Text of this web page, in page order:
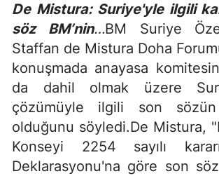
De Mistura: Suriye'yle ilgili
söz BM’nin…BM Suriye
Staffan de Mistura Doha
konuşmada anayasa
da dahil olmak üzere
çözümüyle ilgili son
olduğunu söyledi.De Mistura,
Konseyi 2254 sayılı
Deklarasyonu'na göre son